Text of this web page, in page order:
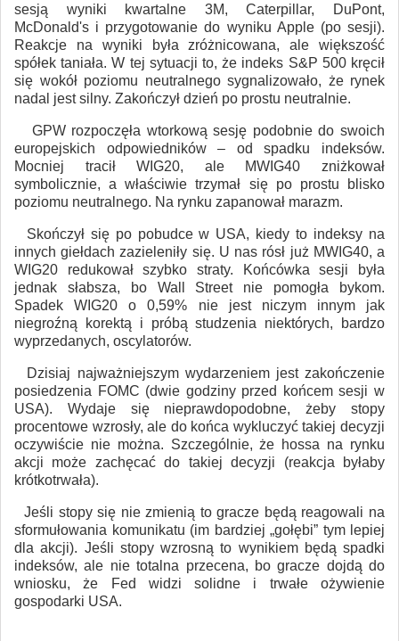
sesją wyniki kwartalne 3M, Caterpillar, DuPont,
McDonald's i przygotowanie do wyniku Apple (po sesji).
Reakcje na wyniki była zróżnicowana, ale większość
spółek taniała. W tej sytuacji to, że indeks S&P 500 kręcił
się wokół poziomu neutralnego sygnalizowało, że rynek
nadal jest silny. Zakończył dzień po prostu neutralnie.
GPW rozpoczęła wtorkową sesję podobnie do swoich
europejskich odpowiedników – od spadku indeksów.
Mocniej tracił WIG20, ale MWIG40 zniżkował
symbolicznie, a właściwie trzymał się po prostu blisko
poziomu neutralnego. Na rynku zapanował marazm.
Skończył się po pobudce w USA, kiedy to indeksy na
innych giełdach zazieleniły się. U nas rósł już MWIG40, a
WIG20 redukował szybko straty. Końcówka sesji była
jednak słabsza, bo Wall Street nie pomogła bykom.
Spadek WIG20 o 0,59% nie jest niczym innym jak
niegroźną korektą i próbą studzenia niektórych, bardzo
wyprzedanych, oscylatorów.
Dzisiaj najważniejszym wydarzeniem jest zakończenie
posiedzenia FOMC (dwie godziny przed końcem sesji w
USA). Wydaje się nieprawdopodobne, żeby stopy
procentowe wzrosły, ale do końca wykluczyć takiej decyzji
oczywiście nie można. Szczególnie, że hossa na rynku
akcji może zachęcać do takiej decyzji (reakcja byłaby
krótkotrwała).
Jeśli stopy się nie zmienią to gracze będą reagowali na
sformułowania komunikatu (im bardziej „gołębi” tym lepiej
dla akcji). Jeśli stopy wzrosną to wynikiem będą spadki
indeksów, ale nie totalna przecena, bo gracze dojdą do
wniosku, że Fed widzi solidne i trwałe ożywienie
gospodarki USA.